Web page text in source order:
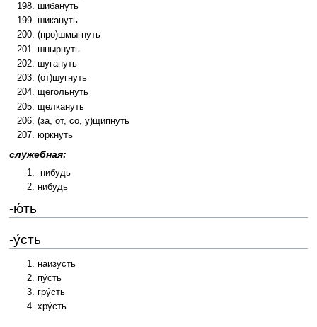
шибануть
шикануть
(про)шмыгнуть
шнырнуть
шугануть
(от)шугнуть
щегольнуть
щелкануть
(за, от, со, у)щипнуть
юркнуть
служебная:
-нибудь
нибудь
-ю́ть
-у́сть
наизусть
пу́сть
гру́сть
хру́сть